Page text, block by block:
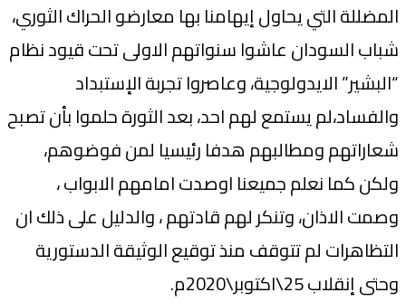
المضللة التي يحاول إيهامنا بها معارضو الحراك الثوري،
شباب السودان عاشوا سنواتهم الاولى تحت قيود نظام
“البشير” الايدولوجية، وعاصروا تجربة الإستبداد
والفساد،لم يستمع لهم احد، بعد الثورة حلموا بأن تصبح
شعاراتهم ومطالبهم هدفا رئيسيا لمن فوضوهم،
ولكن كما نعلم جميعنا اوصدت امامهم الابواب ،
وصمت الاذان، وتنكر لهم قادتهم ، والدليل على ذلك ان
التظاهرات لم تتوقف منذ توقيع الوثيقة الدستورية
وحتى إنقلاب 25\اكتوبر\2020م.